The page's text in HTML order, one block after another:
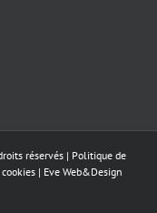
réservés | Politique de
| Eve Web&Design